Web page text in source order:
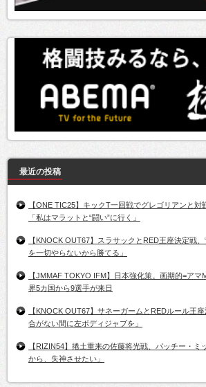
最近の投稿
【ONE TIC25】キックT一回戦でグレゴリアンと対
「私はマラットと“闘い”に行く」
【KNOCK OUT67】スラサックとRED王座決定戦
を一切やらないから勝てる」
【JMMAF TOKYO IFM】日本強化策。画期的=ア
界5カ国から9選手が来日
【KNOCK OUT67】サネーガームとREDルール王
合がない間に左ボディジャブを」
【RIZIN54】捲土重来の佐藤将光戦、パッチー・ミ
から、失神させたい」